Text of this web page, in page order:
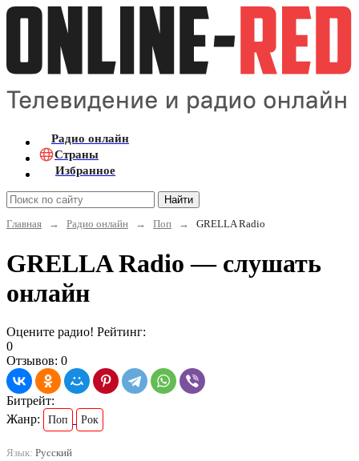
Радио онлайн
Страны
Избранное
Найти
Главная
→ Радио онлайн → Поп → GRELLA Radio
GRELLA Radio — слушать
онлайн
Оцените радио! Рейтинг:
0
Отзывов: 0
Битрейт:
Жанр:
Поп Рок
Язык: Русский